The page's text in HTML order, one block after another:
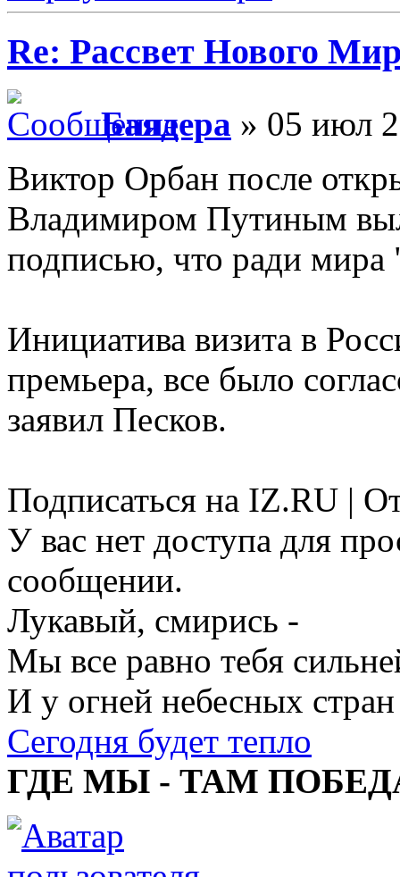
Re: Рассвет Нового
Баядера » 05 июл
Виктор Орбан после
Владимиром Путиным
подписью, что ради мира
Инициатива визита в
премьера, все было
заявил Песков.
Подписаться на IZ.RU |
У вас нет доступа для
сообщении.
Лукавый, смирись -
Мы все равно тебя
И у огней небесных стран
Сегодня будет тепло
ГДЕ МЫ - ТАМ